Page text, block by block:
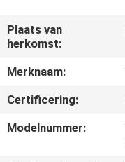
ONS
RONDLEIDING
DOOR
DE
Plaats van
herkomst:
Merknaam:
Certificering:
Modelnummer: